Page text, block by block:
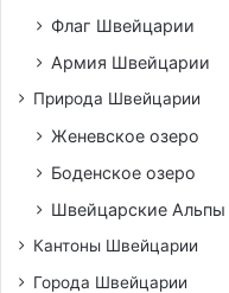
Флаг Швейцарии
Армия Швейцарии
Природа Швейцарии
Женевское озеро
Боденское озеро
Швейцарские Альпы
Кантоны Швейцарии
Города Швейцарии